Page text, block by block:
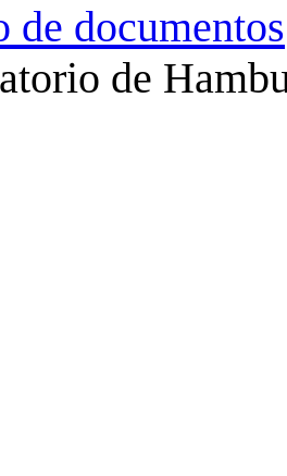
de documentos
de